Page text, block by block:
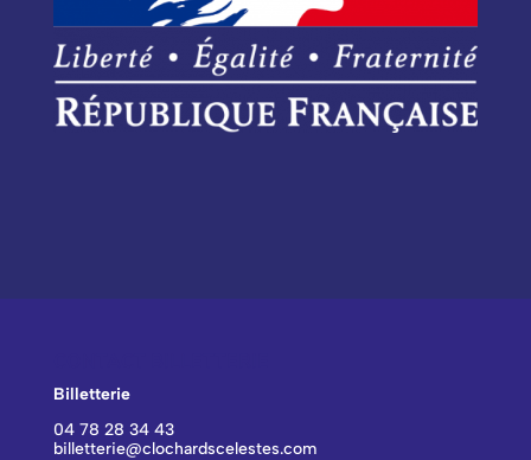
Billetterie
04 78 28 34 43
billetterie@clochardscelestes.com